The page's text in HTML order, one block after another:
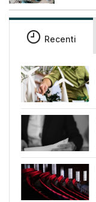
era:
Recenti